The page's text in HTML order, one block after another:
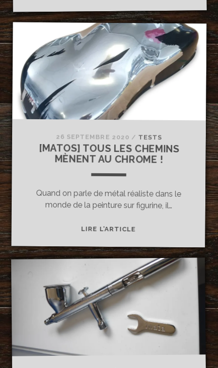
ATELIER
BIEN
RANGÉ
!
26 SEPTEMBRE 2020 / TESTS
[MATOS] TOUS LES CHEMINS
MÈNENT AU CHROME !
Quand on parle de métal réaliste dans le
monde de la peinture sur figurine, il…
LIRE L’ARTICLE[MATOS]
LES
CHEMINS
MÈNENT
AU